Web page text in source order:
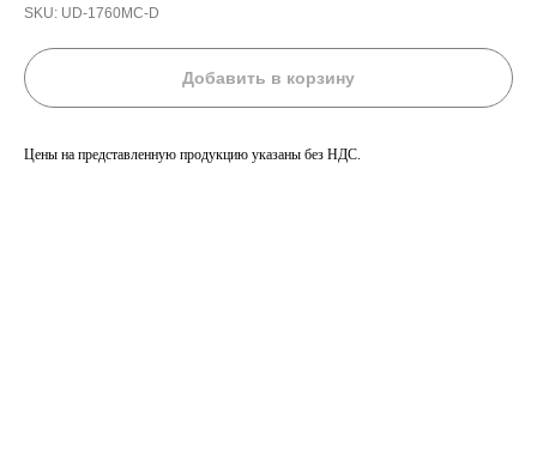
SKU: UD-1760MC-D
Добавить в корзину
Цены на представленную продукцию указаны без НДС.